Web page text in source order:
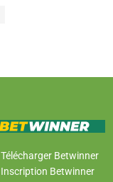
Télécharger Betwinner
Inscription Betwinner